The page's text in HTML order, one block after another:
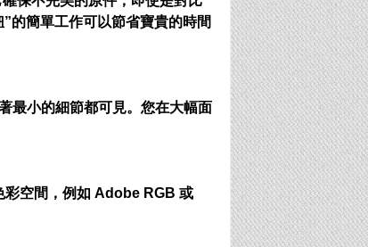
的簡單工作可以節省寶貴的時間
最小的細節都可見。您在大幅面
彩空間，例如 Adob​​e RGB 或